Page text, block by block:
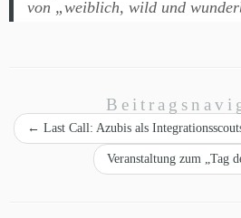
von „weiblich, wild und
← Last Call: Azubis als
Veranstaltung zum „Tag